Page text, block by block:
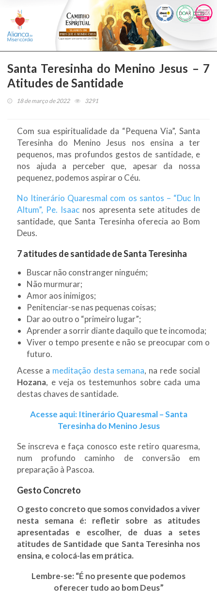
Santa Teresinha do Menino Jesus – 7
Atitudes de Santidade
18 de março de 2022 3291
Com sua espiritualidade da “Pequena Via”, Santa
Teresinha do Menino Jesus nos ensina a ter
pequenos, mas profundos gestos de santidade, e
nos ajuda a perceber que, apesar da nossa
pequenez, podemos aspirar o Céu.
No Itinerário Quaresmal com os santos – “Duc In
Altum”, Pe. Isaac nos apresenta sete atitudes de
santidade, que Santa Teresinha oferecia ao Bom
Deus.
7 atitudes de santidade de Santa Teresinha
Buscar não constranger ninguém;
Não murmurar;
Amor aos inimigos;
Penitenciar-se nas pequenas coisas;
Dar ao outro o “primeiro lugar”;
Aprender a sorrir diante daquilo que te incomoda;
Viver o tempo presente e não se preocupar com o
futuro.
Acesse a meditação desta semana, na rede social
Hozana, e veja os testemunhos sobre cada uma
destas chaves de santidade.
Acesse aqui: Itinerário Quaresmal – Santa
Teresinha do Menino Jesus
Se inscreva e faça conosco este retiro quaresma,
num profundo caminho de conversão em
preparação à Pascoa.
Gesto Concreto
O gesto concreto que somos convidados a viver
nesta semana é: refletir sobre as atitudes
apresentadas e escolher, de duas a setes
atitudes de Santidade que Santa Teresinha nos
ensina, e colocá-las em prática.
Lembre-se: “É no presente que podemos
oferecer tudo ao bom Deus”